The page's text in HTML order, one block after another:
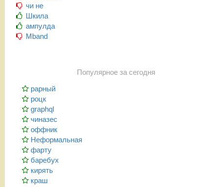
чи не
Шкила
ампулда
Mband
Популярное за сегодня
рарный
роцк
graphql
чиназес
оффник
Неформальная
фарту
баребух
кирять
краш